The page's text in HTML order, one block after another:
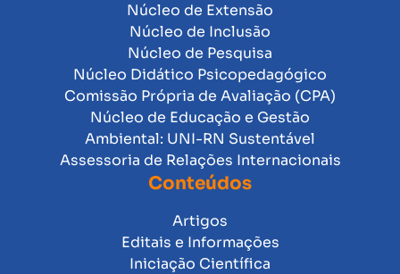
Núcleo de Extensão
Núcleo de Inclusão
Núcleo de Pesquisa
Núcleo Didático Psicopedagógico
Comissão Própria de Avaliação (CPA)
Núcleo de Educação e Gestão
Ambiental: UNI-RN Sustentável
Assessoria de Relações Internacionais
Conteúdos
Artigos
Editais e Informações
Iniciação Científica